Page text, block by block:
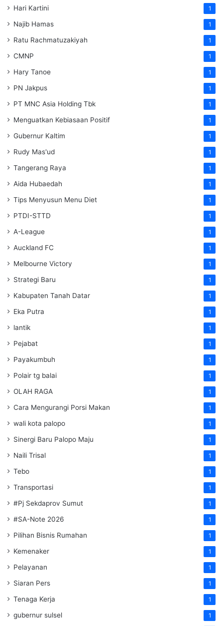
Hari Kartini 1
Najib Hamas 1
Ratu Rachmatuzakiyah 1
CMNP 1
Hary Tanoe 1
PN Jakpus 1
PT MNC Asia Holding Tbk 1
Menguatkan Kebiasaan Positif 1
Gubernur Kaltim 1
Rudy Mas'ud 1
Tangerang Raya 1
Aida Hubaedah 1
Tips Menyusun Menu Diet 1
PTDI-STTD 1
A-League 1
Auckland FC 1
Melbourne Victory 1
Strategi Baru 1
Kabupaten Tanah Datar 1
Eka Putra 1
lantik 1
Pejabat 1
Payakumbuh 1
Polair tg balai 1
OLAH RAGA 1
Cara Mengurangi Porsi Makan 1
wali kota palopo 1
Sinergi Baru Palopo Maju 1
Naili Trisal 1
Tebo 1
Transportasi 1
#Pj Sekdaprov Sumut 1
#SA-Note 2026 1
Pilihan Bisnis Rumahan 1
Kemenaker 1
Pelayanan 1
Siaran Pers 1
Tenaga Kerja 1
gubernur sulsel 1